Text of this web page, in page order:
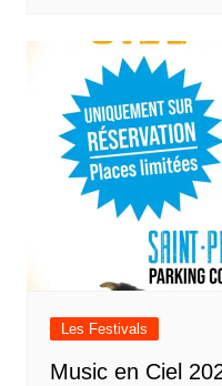
Les Festivals
Music en Ciel